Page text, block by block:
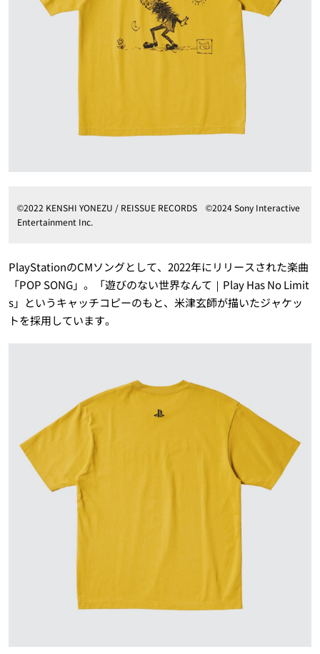
©2022 KENSHI YONEZU / REISSUE RECORDS ©2024 Sony Interactive
Entertainment Inc.
PlayStationのCMソングとして、2022年にリリースされた楽曲
「POP SONG」。「遊びのない世界なんて｜Play Has No Limit
s」というキャッチコピーのもと、米津玄師が描いたジャケッ
トを採用しています。